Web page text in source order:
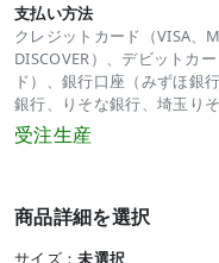
支払い方法
クレジットカード（VISA、
DISCOVER）、デビットカ
ド）、銀行口座（みずほ銀
銀行、りそな銀行、埼玉り
受注生産
商品詳細を選択
サイズ：未選択